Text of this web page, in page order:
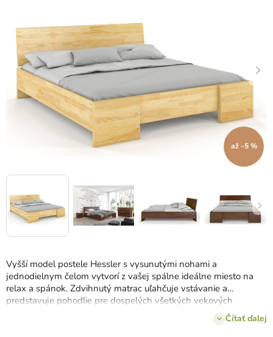
Vyšší model postele Hessler s vysunutými nohami a
jednodielnym čelom vytvorí z vašej spálne ideálne miesto na
relax a spánok. Zdvihnutý matrac uľahčuje vstávanie a
predstavuje pohodlie pre dospelých všetkých vekových
4 farebných variantov a 6 rozmerovČítať ďalej
hviezdičiek.
až –5 %